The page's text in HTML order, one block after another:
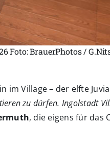
Foto: BrauerPhotos /
Village – der elfte
zu dürfen. Ingolstadt
, die eigens für das